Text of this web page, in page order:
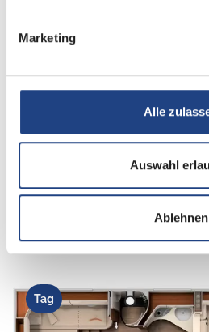
Marketing
Alle
Auswahl
Ablehnen
Gurt
WC
Tag